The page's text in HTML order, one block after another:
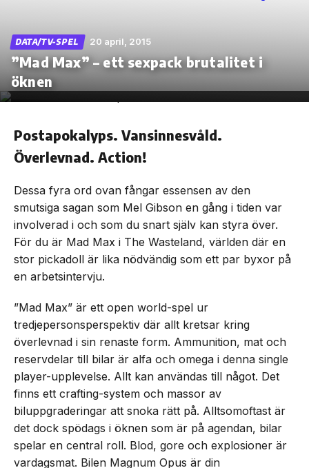
Skip
the
DATA/TV-SPEL 20 april, 2015
”Mad Max” – ett sexpack brutalitet i
öknen
Postapokalyps. Vansinnesvåld.
Överlevnad. Action!
Dessa fyra ord ovan fångar essensen av den
smutsiga sagan som Mel Gibson en gång i tiden var
involverad i och som du snart själv kan styra över.
För du är Mad Max i The Wasteland, världen där en
stor pickadoll är lika nödvändig som ett par byxor på
en arbetsintervju.
”Mad Max” är ett open world-spel ur
tredjepersonsperspektiv där allt kretsar kring
överlevnad i sin renaste form. Ammunition, mat och
reservdelar till bilar är alfa och omega i denna single
player-upplevelse. Allt kan användas till något. Det
finns ett crafting-system och massor av
biluppgraderingar att snoka rätt på. Alltsomoftast är
det dock spödags i öknen som är på agendan, bilar
spelar en central roll. Blod, gore och explosioner är
vardagsmat. Bilen Magnum Opus är din